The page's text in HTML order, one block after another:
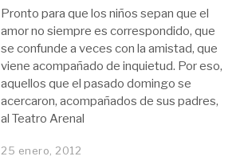
Pronto para que los niños sepan que el
amor no siempre es correspondido, que
se confunde a veces con la amistad, que
viene acompañado de inquietud. Por eso,
aquellos que el pasado domingo se
acercaron, acompañados de sus padres,
al Teatro Arenal
25 enero, 2012